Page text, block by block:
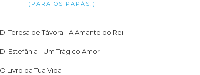
(PARA OS PAPÁS!)
D. Teresa de Távora - A Amante do Rei
D. Estefânia - Um Trágico Amor
O Livro da Tua Vida